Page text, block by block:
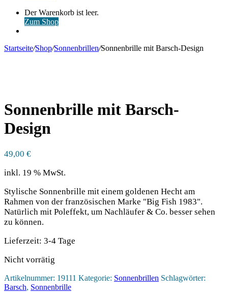
Warenkorb
ansehen
Der Warenkorb ist leer.
Zum Shop
Startseite/Shop/Sonnenbrillen/Sonnenbrille mit Barsch-Design
Sonnenbrille mit Barsch-
Design
49,00 €
inkl. 19 % MwSt.
Stylische Sonnenbrille mit einem goldenen Hecht am
Rahmen von der französischen Marke "Big Fish 1983".
Natürlich mit Poleffekt, um Nachläufer & Co. besser sehen
zu können.
Lieferzeit: 3-4 Tage
Nicht vorrätig
Artikelnummer: 19111 Kategorie: Sonnenbrillen Schlagwörter:
Barsch, Sonnenbrille